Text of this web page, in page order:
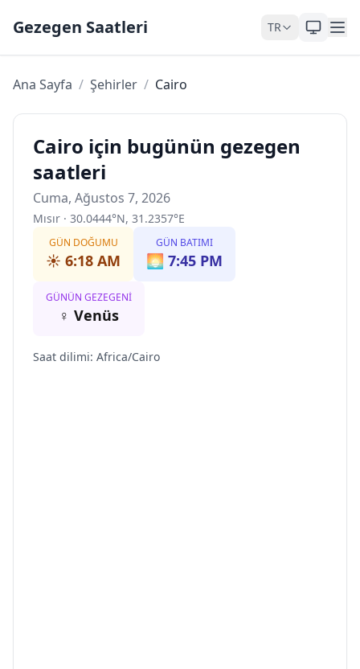
Gezegen Saatleri TR
Ana Sayfa / Şehirler / Cairo
Cairo için bugünün gezegen
saatleri
Cuma, Ağustos 7, 2026
Mısır · 30.0444°N, 31.2357°E
GÜN DOĞUMU
☀️ 6:18 AM
GÜN BATIMI
🌅 7:45 PM
GÜNÜN GEZEGENI
♀ Venüs
Saat dilimi: Africa/Cairo